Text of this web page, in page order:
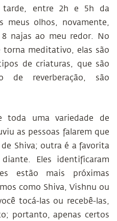
tarde, entre 2h e 5h da
meus olhos, novamente,
najas ao meu redor. No
torna meditativo, elas são
de criaturas, que são
de reverberação, são
toda uma variedade de
as pessoas falarem que
Shiva; outra é a favorita
Eles identificaram
estão mais próximas
como Shiva, Vishnu ou
tocá-las ou recebê-las,
portanto, apenas certos